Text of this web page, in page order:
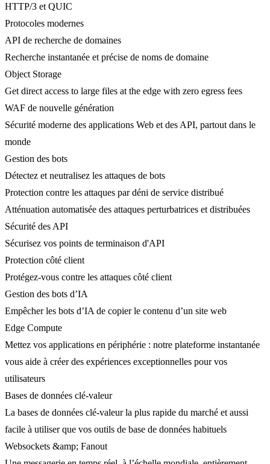
HTTP/3 et QUIC
Protocoles modernes
API de recherche de domaines
Recherche instantanée et précise de noms de domaine
Object Storage
Get direct access to large files at the edge with zero egress fees
WAF de nouvelle génération
Sécurité moderne des applications Web et des API, partout dans le
monde
Gestion des bots
Détectez et neutralisez les attaques de bots
Protection contre les attaques par déni de service distribué
Atténuation automatisée des attaques perturbatrices et distribuées
Sécurité des API
Sécurisez vos points de terminaison d'API
Protection côté client
Protégez-vous contre les attaques côté client
Gestion des bots d’IA
Empêcher les bots d’IA de copier le contenu d’un site web
Edge Compute
Mettez vos applications en périphérie : notre plateforme instantanée
vous aide à créer des expériences exceptionnelles pour vos
utilisateurs
Bases de données clé-valeur
La bases de données clé-valeur la plus rapide du marché et aussi
facile à utiliser que vos outils de base de données habituels
Websockets &amp; Fanout